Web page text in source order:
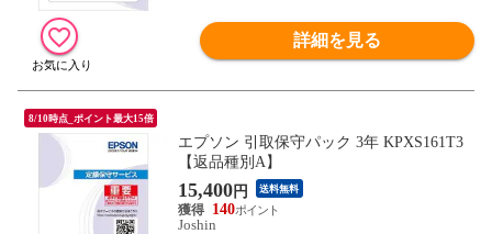
詳細を見る
8/10時点_ポイント最大15倍
エプソン 引取保守パック 3年 KPXS161T3
【返品種別A】
15,400円 送料無料
140
Joshin